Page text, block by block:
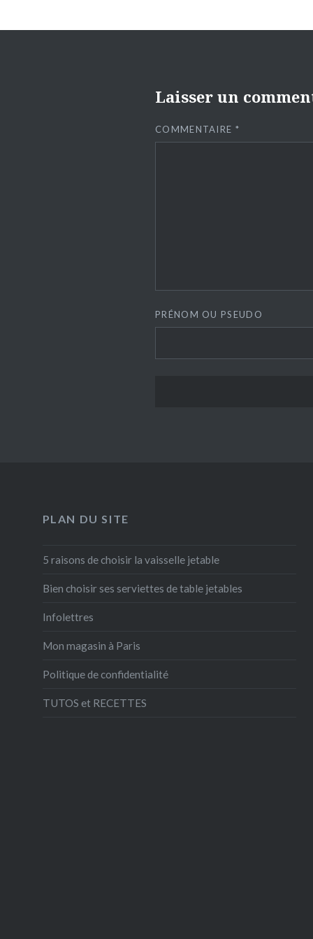
Laisser un
COMMENTAIRE *
PRÉNOM OU PSEUDO
PLAN DU SITE
5 raisons de choisir la vaisselle jetable
Bien choisir ses serviettes de table jetables
Infolettres
Mon magasin à Paris
Politique de confidentialité
TUTOS et RECETTES